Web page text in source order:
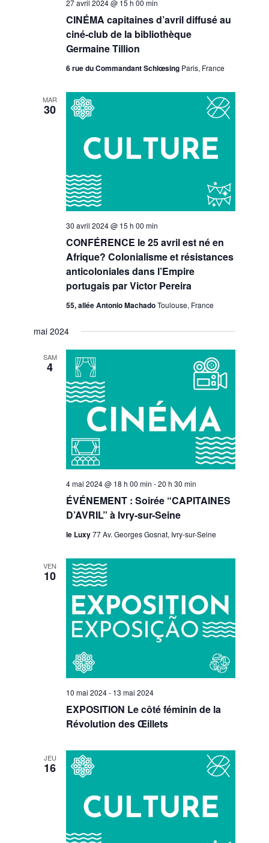
CINÉMA capitaines d’avril diffusé au
ciné-club de la bibliothèque
Germaine Tillion
27 avril 2024 @ 15 h 00 min
6 rue du Commandant Schlœsing Paris, France
MAR
30
CONFÉRENCE le 25 avril est né en
Afrique? Colonialisme et résistances
anticoloniales dans l’Empire
portugais par Victor Pereira
30 avril 2024 @ 15 h 00 min
55, allée Antonio MachadoToulouse, France
mai 2024
SAM
4
ÉVÉNEMENT : Soirée “CAPITAINES
D’AVRIL” à Ivry-sur-Seine
4 mai 2024 @ 18 h 00 min -20 h 30 min
le Luxy77 Av. Georges Gosnat, Ivry-sur-Seine
VEN
10
EXPOSITION Le côté féminin de la
Révolution des Œillets
10 mai 2024- 13 mai 2024
JEU
16